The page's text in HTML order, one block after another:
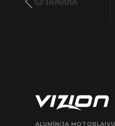
ALUMĪNIJA MOTORLAIVU